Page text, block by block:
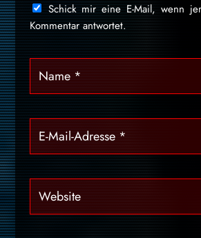
Schick mir eine E-Mail, wenn
Kommentar antwortet.